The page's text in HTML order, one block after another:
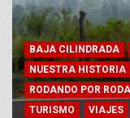
BAJA CILINDRADA
NUESTRA HISTORIA
RODANDO POR
TURISMO
VIAJES